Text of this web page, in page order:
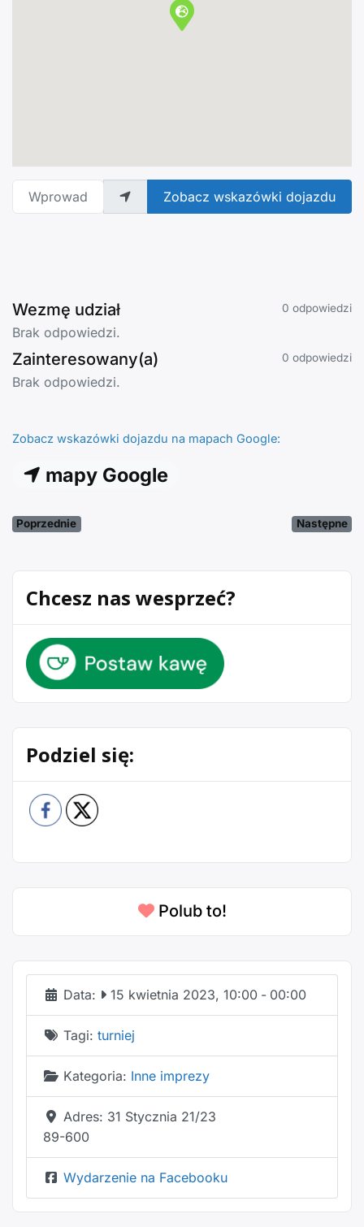
Wprowadź adres Zobacz wskazówki dojazdu
Wezmę udział 0 odpowiedzi
Brak odpowiedzi.
Zainteresowany(a) 0 odpowiedzi
Brak odpowiedzi.
Zobacz wskazówki dojazdu na mapach Google:
mapy Google
Poprzednie Następne
Chcesz nas wesprzeć?
Podziel się:
Polub to!
Data: 15 kwietnia 2023, 10:00 - 00:00
Tagi: turniej
Kategoria: Inne imprezy
Adres: 31 Stycznia 21/23
89-600
Wydarzenie na Facebooku